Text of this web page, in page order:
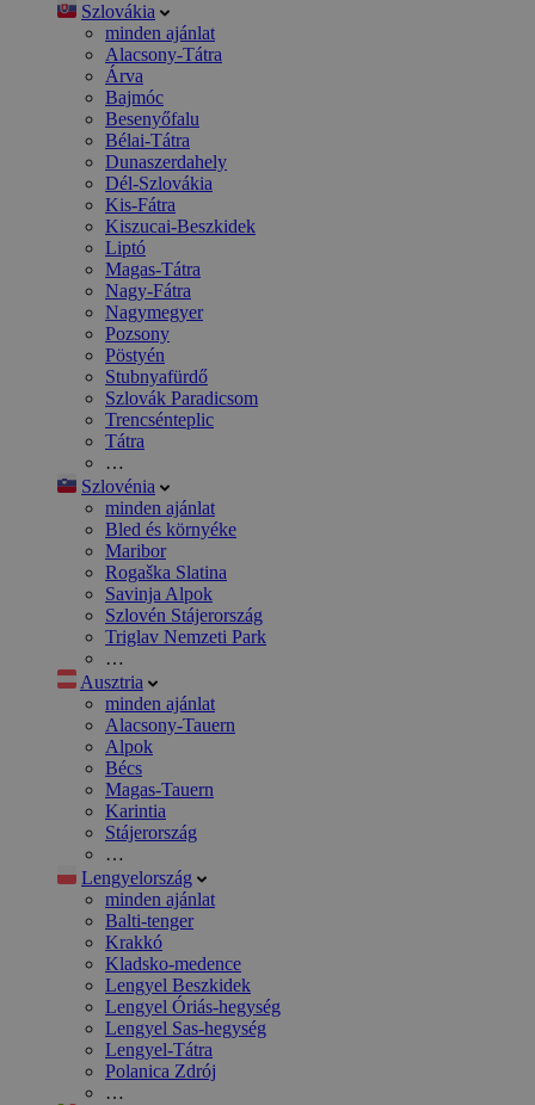
Szlovákia
minden ajánlat
Alacsony-Tátra
Árva
Bajmóc
Besenyőfalu
Bélai-Tátra
Dunaszerdahely
Dél-Szlovákia
Kis-Fátra
Kiszucai-Beszkidek
Liptó
Magas-Tátra
Nagy-Fátra
Nagymegyer
Pozsony
Pöstyén
Stubnyafürdő
Szlovák Paradicsom
Trencsénteplic
Tátra
…
Szlovénia
minden ajánlat
Bled és környéke
Maribor
Rogaška Slatina
Savinja Alpok
Szlovén Stájerország
Triglav Nemzeti Park
…
Ausztria
minden ajánlat
Alacsony-Tauern
Alpok
Bécs
Magas-Tauern
Karintia
Stájerország
…
Lengyelország
minden ajánlat
Balti-tenger
Krakkó
Kladsko-medence
Lengyel Beszkidek
Lengyel Óriás-hegység
Lengyel Sas-hegység
Lengyel-Tátra
Polanica Zdrój
…